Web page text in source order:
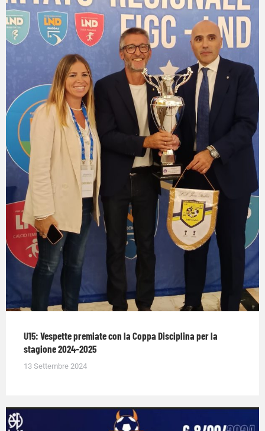
U15: Vespette premiate con la Coppa Disciplina per la
stagione 2024-2025
13 Settembre 2024